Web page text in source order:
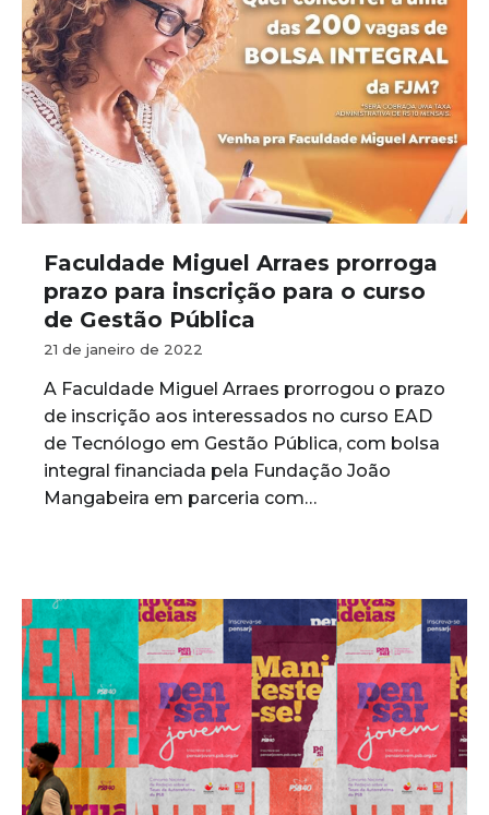
Faculdade Miguel Arraes prorroga
prazo para inscrição para o curso
de Gestão Pública
21 de janeiro de 2022
A Faculdade Miguel Arraes prorrogou o prazo
de inscrição aos interessados no curso EAD
de Tecnólogo em Gestão Pública, com bolsa
integral financiada pela Fundação João
Mangabeira em parceria com…